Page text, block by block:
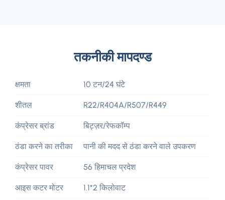
तकनीकी मापदण्ड
क्षमता 10 टन/24 घंटे
शीतल R22/R404A/R507/R449
कंप्रेसर ब्रांड बिट्ज़र/रेफकॉम्प
ठंडा करने का तरीका पानी की मदद से ठंडा करने वाले उपकरण
कंप्रेसर पावर 56 हिमाचल प्रदेश
आइस कटर मोटर 1.1*2 किलोवाट